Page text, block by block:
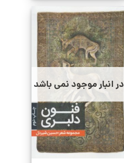
در انبار موجود نمی باشد